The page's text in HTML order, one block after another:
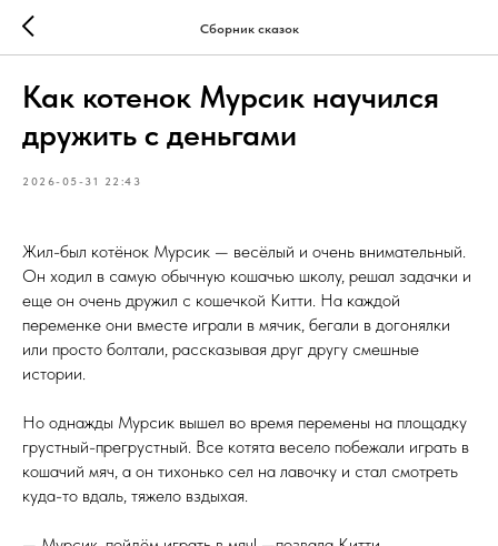
Сборник сказок
Как котенок Мурсик научился
дружить с деньгами
2026-05-31 22:43
Жил-был котёнок Мурсик — весёлый и очень внимательный.
Он ходил в самую обычную кошачью школу, решал задачки и
еще он очень дружил с кошечкой Китти. На каждой
переменке они вместе играли в мячик, бегали в догонялки
или просто болтали, рассказывая друг другу смешные
истории.
Но однажды Мурсик вышел во время перемены на площадку
грустный-прегрустный. Все котята весело побежали играть в
кошачий мяч, а он тихонько сел на лавочку и стал смотреть
куда-то вдаль, тяжело вздыхая.